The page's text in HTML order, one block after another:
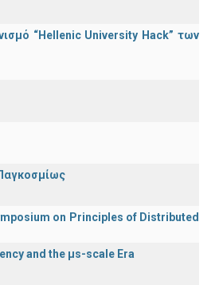
“Hellenic University Hack” των
on Principles of Distributed
and the μs-scale Era